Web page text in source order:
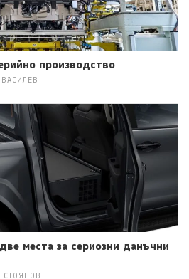
производство
ВАСИЛЕВ
места за сериозни данъчни
СТОЯНОВ